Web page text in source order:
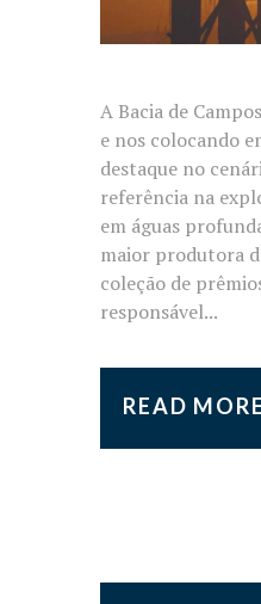
A Bacia de
e nos colocando
destaque no
referência na
em águas
maior produtora
coleção de
responsável...
READ MORE